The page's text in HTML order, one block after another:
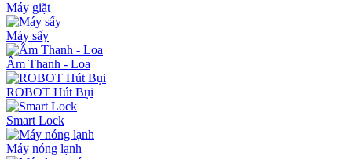
Máy giặt
Máy sấy
Âm Thanh - Loa
ROBOT Hút Bụi
Smart Lock
Máy nóng lạnh